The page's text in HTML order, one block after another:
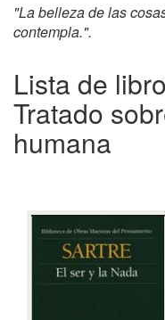
"La belleza de las
contempla.".
Lista de
Tratado
humana